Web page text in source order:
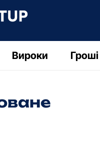
Вироки Гроші